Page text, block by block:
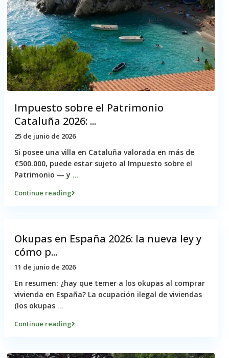
Impuesto sobre el Patrimonio
Cataluña 2026: ...
25 de junio de 2026
Si posee una villa en Cataluña valorada en más de
€500.000, puede estar sujeto al Impuesto sobre el
Patrimonio — y ...
Continue reading
Okupas en España 2026: la nueva ley y
cómo p...
11 de junio de 2026
En resumen: ¿hay que temer a los okupas al comprar
vivienda en España? La ocupación ilegal de viviendas
(los okupas ...
Continue reading